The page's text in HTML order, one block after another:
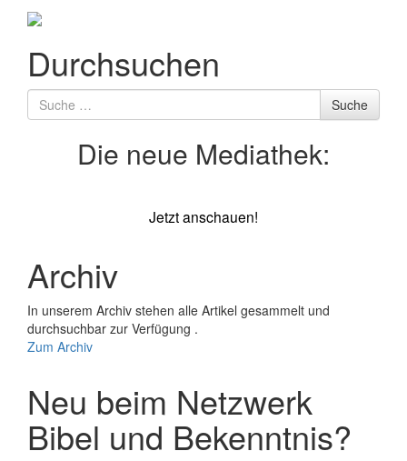
Durchsuchen
Suche
nach
Suche
Die neue Mediathek:
Jetzt anschauen!
Archiv
In unserem Archiv stehen alle Artikel gesammelt und
durchsuchbar zur Verfügung .
Zum Archiv
Neu beim Netzwerk
Bibel und Bekenntnis?